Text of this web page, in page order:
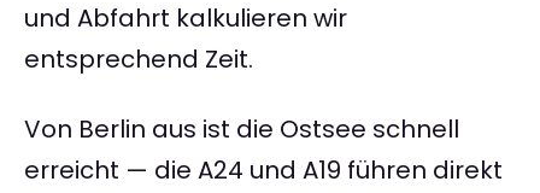
und Abfahrt kalkulieren wir
entsprechend Zeit.
Von Berlin aus ist die Ostsee schnell
erreicht — die A24 und A19 führen direkt